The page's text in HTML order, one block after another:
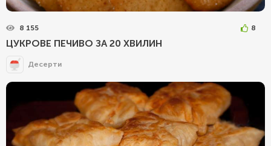
8 155 8
ЦУКРОВЕ ПЕЧИВО ЗА 20 ХВИЛИН
Десерти